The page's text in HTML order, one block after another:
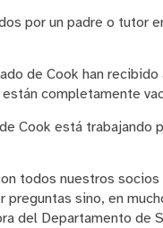
por un padre o tutor
de Cook han recibido
completamente
Cook está trabajando
todos nuestros
sino, en
del Departamento de